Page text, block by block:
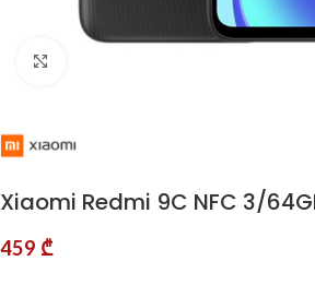
Xiaomi Redmi 9C NFC 3/
459 ₾